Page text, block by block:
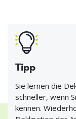
Tipp
Sie lernen die
schneller, wenn
kennen.